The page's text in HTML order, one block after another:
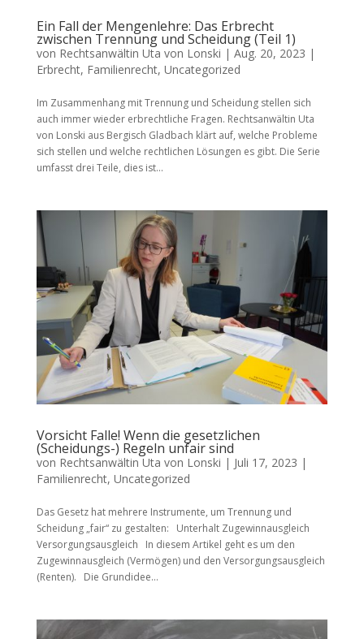
Ein Fall der Mengenlehre: Das Erbrecht
zwischen Trennung und Scheidung (Teil 1)
von Rechtsanwältin Uta von Lonski | Aug. 20, 2023 |
Erbrecht, Familienrecht, Uncategorized
Im Zusammenhang mit Trennung und Scheidung stellen sich
auch immer wieder erbrechtliche Fragen. Rechtsanwältin Uta
von Lonski aus Bergisch Gladbach klärt auf, welche Probleme
sich stellen und welche rechtlichen Lösungen es gibt. Die Serie
umfasst drei Teile, dies ist...
Vorsicht Falle! Wenn die gesetzlichen
(Scheidungs-) Regeln unfair sind
von Rechtsanwältin Uta von Lonski | Juli 17, 2023 |
Familienrecht, Uncategorized
Das Gesetz hat mehrere Instrumente, um Trennung und
Scheidung „fair“ zu gestalten: Unterhalt Zugewinnausgleich
Versorgungsausgleich In diesem Artikel geht es um den
Zugewinnausgleich (Vermögen) und den Versorgungsausgleich
(Renten). Die Grundidee...